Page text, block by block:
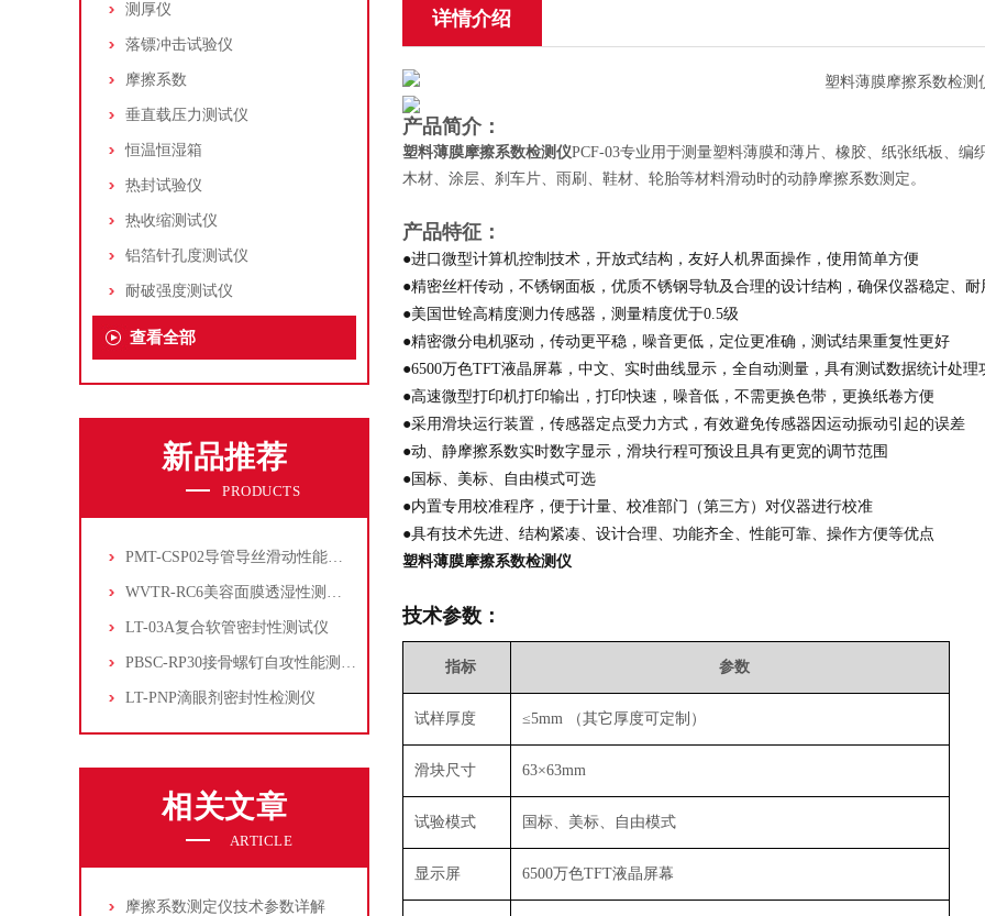
测厚仪
落镖冲击试验仪
摩擦系数
垂直载压力测试仪
恒温恒湿箱
热封试验仪
热收缩测试仪
铝箔针孔度测试仪
耐破强度测试仪
查看全部
新品推荐
PRODUCTS
PMT-CSP02导管导丝滑动性能测试仪
WVTR-RC6美容面膜透湿性测试仪
LT-03A复合软管密封性测试仪
PBSC-RP30接骨螺钉自攻性能测试‌仪
LT-PNP滴眼剂密封性检测仪
相关文章
ARTICLE
摩擦系数测定仪技术参数详解
详情介绍
产品简介：
塑料薄膜摩擦系数检测仪PCF-03专业用于测量塑料薄膜和薄片、橡胶、纸张纸板、
木材、涂层、刹车片、雨刷、鞋材、轮胎等材料滑动时的动静摩擦系数测定。
产品特征：
●进口微型计算机控制技术，开放式结构，友好人机界面操作，使用简单方便
●精密丝杆传动，不锈钢面板，优质不锈钢导轨及合理的设计结构，确保仪器稳定、耐
●美国世铨高精度测力传感器，测量精度优于0.5级
●精密微分电机驱动，传动更平稳，噪音更低，定位更准确，测试结果重复性更好
●6500万色TFT液晶屏幕，中文、实时曲线显示，全自动测量，具有测试数据统计处理
●高速微型打印机打印输出，打印快速，噪音低，不需更换色带，更换纸卷方便
●采用滑块运行装置，传感器定点受力方式，有效避免传感器因运动振动引起的误差
●动、静摩擦系数实时数字显示，滑块行程可预设且具有更宽的调节范围
●国标、美标、自由模式可选
●内置专用校准程序，便于计量、校准部门（第三方）对仪器进行校准
●具有技术先进、结构紧凑、设计合理、功能齐全、性能可靠、操作方便等优点
塑料薄膜摩擦系数检测仪
技术参数：
指标 参数
试样厚度 ≤5mm （其它厚度可定制）
滑块尺寸 63×63mm
试验模式 国标、美标、自由模式
显示屏 6500万色TFT液晶屏幕